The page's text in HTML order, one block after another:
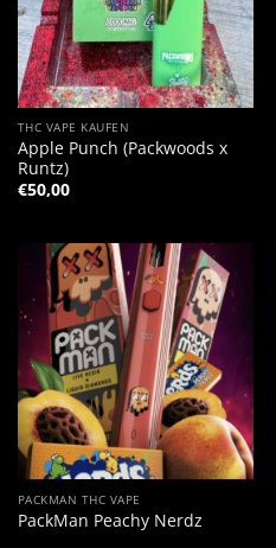
THC VAPE KAUFEN
Apple Punch (Packwoods x
Runtz)
€50,00
PACKMAN THC VAPE
PackMan Peachy Nerdz